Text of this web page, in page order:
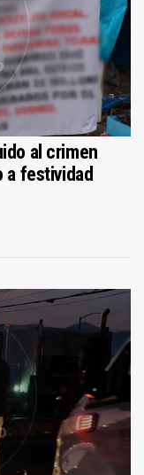
al crimen
a festividad